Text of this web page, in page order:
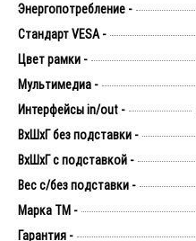
Энергопотребление -
Стандарт VESA -
Цвет рамки -
Мультимедиа -
Интерфейсы in/out -
ВхШхГ без подставки -
ВхШхГ с подставкой -
Вес с/без подставки -
Марка ТМ -
Гарантия -